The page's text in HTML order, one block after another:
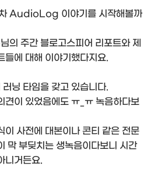
AudioLog 이야기를 시작해볼까
주간 블로고스피어 리포트와 제
들에 대해 이야기했다지요.
닝 타임을 갖고 있습니다.
견이 있었음에도 ㅠ_ㅠ 녹음하다보
이 사전에 대본이나 콘티 같은 전문
막 부딪치는 생녹음이다보니 시간
니거든요.